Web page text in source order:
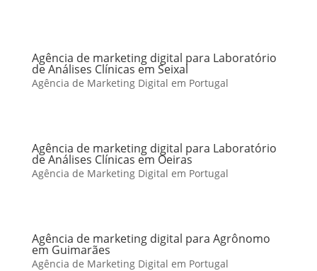
Agência de marketing digital para Laboratório
de Análises Clínicas em Seixal
Agência de Marketing Digital em Portugal
Agência de marketing digital para Laboratório
de Análises Clínicas em Oeiras
Agência de Marketing Digital em Portugal
Agência de marketing digital para Agrônomo
em Guimarães
Agência de Marketing Digital em Portugal